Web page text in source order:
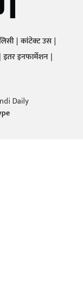
कांटेक्ट उस
इतर इनफार्मेशन
Daily